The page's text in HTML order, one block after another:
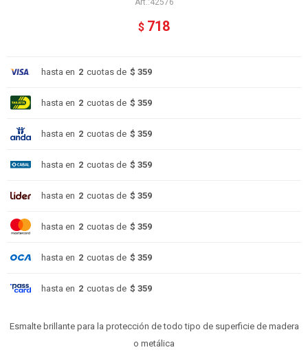
42576
$ 718
hasta en 2 cuotas de $ 359
hasta en 2 cuotas de $ 359
hasta en 2 cuotas de $ 359
hasta en 2 cuotas de $ 359
hasta en 2 cuotas de $ 359
hasta en 2 cuotas de $ 359
hasta en 2 cuotas de $ 359
hasta en 2 cuotas de $ 359
Esmalte brillante para la protección de todo tipo de superficie de madera
o metálica